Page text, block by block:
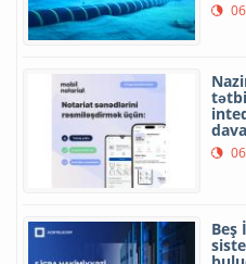
Beş